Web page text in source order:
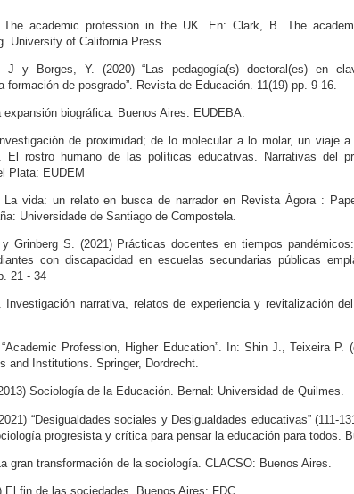
academic profession in the UK. En: Clark, B. The
University of California Press.
J y Borges, Y. (2020) “Las pedagogía(s) doctoral(es) en
formación de posgrado”. Revista de Educación. 11(19) pp. 9-16.
expansión biográfica. Buenos Aires. EUDEBA.
de proximidad; de lo molecular a lo molar, un viaje
El rostro humano de las políticas educativas. Narrativas del
Plata: EUDEM
La vida: un relato en busca de narrador en Revista Ágora :
Universidade de Santiago de Compostela.
y Grinberg S. (2021) Prácticas docentes en tiempos
con discapacidad en escuelas secundarias públicas
21 - 34
Investigación narrativa, relatos de experiencia y revitalización
Profession, Higher Education”. In: Shin J., Teixeira P.
and Institutions. Springer, Dordrecht.
Sociología de la Educación. Bernal: Universidad de Quilmes.
“Desigualdades sociales y Desigualdades educativas” (111-
progresista y crítica para pensar la educación para todos.
gran transformación de la sociología. CLACSO: Buenos Aires.
El fin de las sociedades. Buenos Aires: FDC